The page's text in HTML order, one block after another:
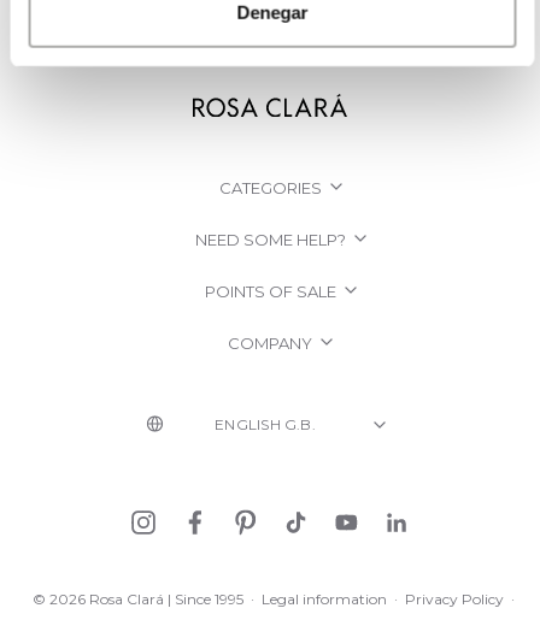
Denegar
CATEGORIES
NEED SOME HELP?
POINTS OF SALE
COMPANY
© 2026 Rosa Clará | Since 1995 · Legal information · Privacy Policy ·